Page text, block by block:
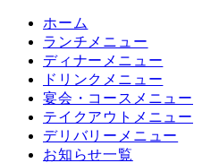
ホーム
ランチメニュー
ディナーメニュー
ドリンクメニュー
宴会・コースメニュー
テイクアウトメニュー
デリバリーメニュー
お知らせ一覧